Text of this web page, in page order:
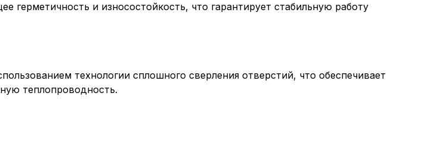
герметичность и износостойкость, что гарантирует стабильную работу
технологии сплошного сверления отверстий, что обеспечивает
теплопроводность.